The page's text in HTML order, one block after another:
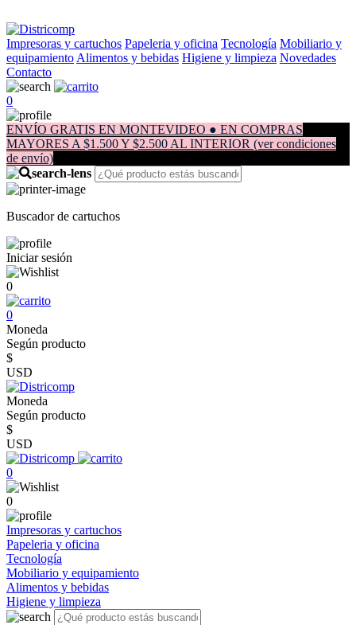
Impresoras y cartuchos Papeleria y oficina Tecnología Mobiliario y
equipamiento Alimentos y bebidas Higiene y limpieza Novedades
Contacto
0
ENVÍO GRATIS EN MONTEVIDEO ● EN COMPRAS
MAYORES A $1.500 Y $2.500 AL INTERIOR (ver condiciones
de envío)
Buscador de cartuchos
Iniciar sesión
0
0
Moneda
Según producto
$
USD
Moneda
Según producto
$
USD
0
0
Impresoras y cartuchos
Papeleria y oficina
Tecnología
Mobiliario y equipamiento
Alimentos y bebidas
Higiene y limpieza